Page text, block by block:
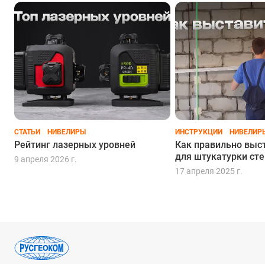
С 4 плоскостями Strong
СТАТЬИ НИВЕЛИРЫ
Рейтинг лазерных уровней
9 апреля 2026 г.
ИНСТРУКЦИИ
Как правильно
для штукатурки
17 апреля 2025 г.